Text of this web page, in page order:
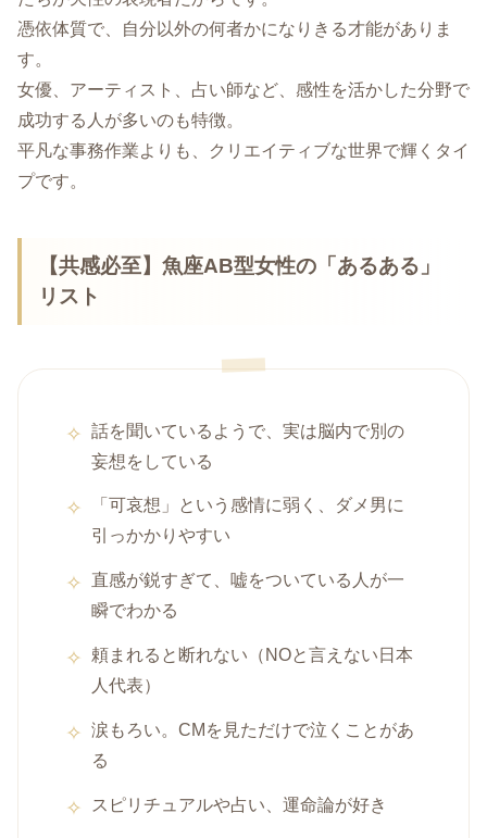
憑依体質で、自分以外の何者かになりきる才能がありま
す。
女優、アーティスト、占い師など、感性を活かした分野で
成功する人が多いのも特徴。
平凡な事務作業よりも、クリエイティブな世界で輝くタイ
プです。
【共感必至】魚座AB型女性の「あるある」
リスト
話を聞いているようで、実は脳内で別の
妄想をしている
「可哀想」という感情に弱く、ダメ男に
引っかかりやすい
直感が鋭すぎて、嘘をついている人が一
瞬でわかる
頼まれると断れない（NOと言えない日本
人代表）
涙もろい。CMを見ただけで泣くことがあ
る
スピリチュアルや占い、運命論が好き